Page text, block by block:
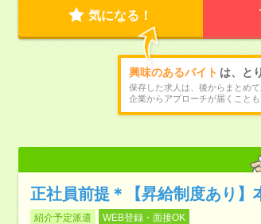
気になる！
興味のあるバイト は、と
保存した求人は、後からまとめて
企業からアプローチが届くことも
正社員前提＊【昇給制度あり
紹介予定派遣 WEB登録・面接OK